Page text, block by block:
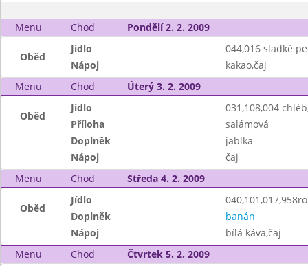
Menu Chod Pondělí 2. 2. 2009
Oběd
Jídlo
044,016 sladké
Nápoj
kakao,čaj
Menu
Chod Úterý 3. 2. 2009
Oběd
Jídlo
031,108,004
Příloha
salámová
Doplněk
jablka
Nápoj
čaj
Menu
Chod Středa 4. 2. 2009
Oběd
Jídlo
Doplněk
banán
Nápoj
bílá káva,čaj
Menu
Chod Čtvrtek 5. 2. 2009